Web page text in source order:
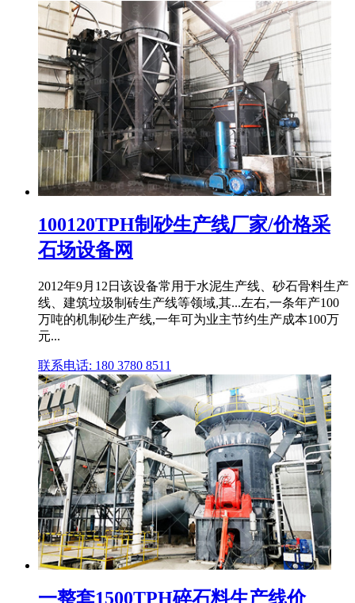
100120TPH制砂生产线厂家/价格采
石场设备网
2012年9月12日该设备常用于水泥生产线、砂石骨料生产
线、建筑垃圾制砖生产线等领域,其...左右,一条年产100
万吨的机制砂生产线,一年可为业主节约生产成本100万
元...
联系电话: 180 3780 8511
一整套1500TPH碎石料生产线价